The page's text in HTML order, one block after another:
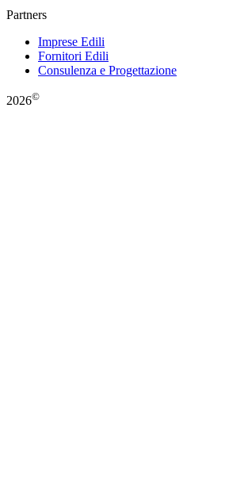
Partners
Imprese Edili
Fornitori Edili
Consulenza e Progettazione
2026©